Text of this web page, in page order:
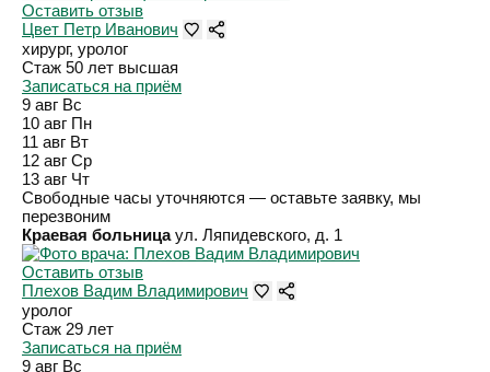
Оставить отзыв
Цвет Петр Иванович
хирург, уролог
Стаж 50 лет высшая
Записаться на приём
9 авг Вс
10 авг Пн
11 авг Вт
12 авг Ср
13 авг Чт
Свободные часы уточняются — оставьте заявку, мы
перезвоним
Краевая больница ул. Ляпидевского, д. 1
Оставить отзыв
Плехов Вадим Владимирович
уролог
Стаж 29 лет
Записаться на приём
9 авг Вс